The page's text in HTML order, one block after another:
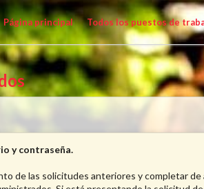
Página principal Todos los puestos de
y contraseña.
de las solicitudes anteriores y completar